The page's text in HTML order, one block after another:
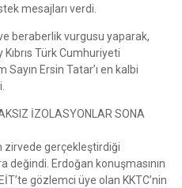
mesajları verdi.
beraberlik vurgusu yaparak,
Türk Cumhuriyeti
Ersin Tatar’ı en kalbi
İZOLASYONLAR SONA
zirvede gerçekleştirdiği
değindi. Erdoğan konuşmasının
gözlemci üye olan KKTC’nin